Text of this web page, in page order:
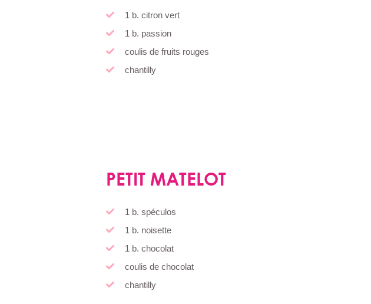
1 b. citron vert
1 b. passion
coulis de fruits rouges
chantilly
PETIT MATELOT
1 b. spéculos
1 b. noisette
1 b. chocolat
coulis de chocolat
chantilly